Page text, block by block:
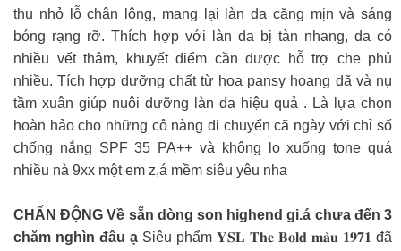
thu nhỏ lỗ chân lông, mang lại làn da căng mịn và sáng
bóng rạng rỡ. Thích hợp với làn da bị tàn nhang, da có
nhiều vết thâm, khuyết điểm cần được hỗ trợ che phủ
nhiều. Tích hợp dưỡng chất từ hoa pansy hoang dã và nụ
tầm xuân giúp nuôi dưỡng làn da hiệu quả . Là lựa chọn
hoàn hảo cho những cô nàng di chuyển cã ngày với chỉ số
chống nắng SPF 35 PA++ và không lo xuống tone quá
nhiều nà 9xx một em z,á mềm siêu yêu nha
CHẤN ĐỘNG Về sẵn dòng son highend gi.á chưa đến 3
chăm nghìn đâu ạ Siêu phẩm 𝐘𝐒𝐋 𝐓𝐡𝐞 𝐁𝐨𝐥𝐝 𝐦𝐚̀𝐮 𝟏𝟗𝟕𝟏 đã